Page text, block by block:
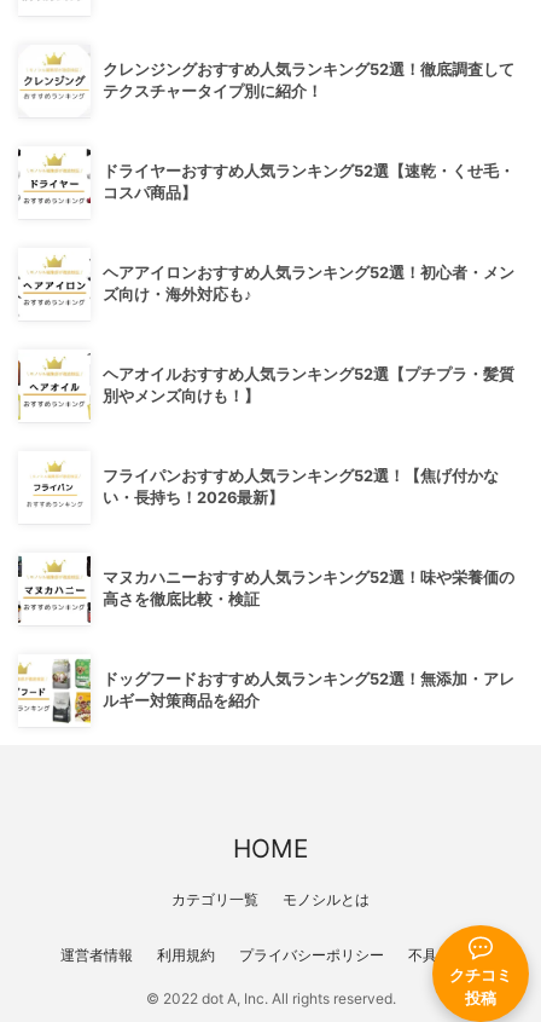
クチコミ
投稿
クレンジングおすすめ人気ランキング52選！徹底調査して
テクスチャータイプ別に紹介！
ドライヤーおすすめ人気ランキング52選【速乾・くせ毛・
コスパ商品】
ヘアアイロンおすすめ人気ランキング52選！初心者・メン
ズ向け・海外対応も♪
ヘアオイルおすすめ人気ランキング52選【プチプラ・髪質
別やメンズ向けも！】
フライパンおすすめ人気ランキング52選！【焦げ付かな
い・長持ち！2026最新】
マヌカハニーおすすめ人気ランキング52選！味や栄養価の
高さを徹底比較・検証
ドッグフードおすすめ人気ランキング52選！無添加・アレ
ルギー対策商品を紹介
HOME
カテゴリ一覧 モノシルとは
運営者情報 利用規約 プライバシーポリシー 不具合報告
© 2022 dot A, Inc. All rights reserved.